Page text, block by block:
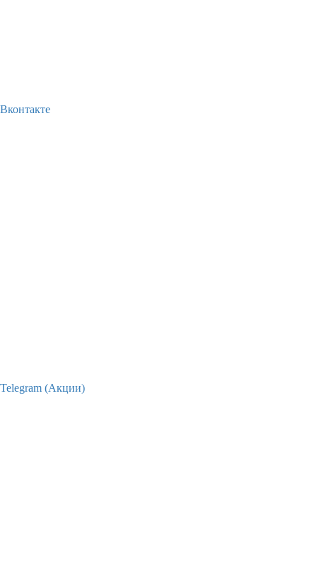
Вконтакте
Telegram (Акции)